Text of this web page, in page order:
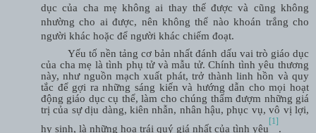
dục của cha mẹ không ai thay thế được và cũng không
nhường cho ai được, nên không thể nào khoán trắng cho
người khác hoặc để người khác chiếm đoạt.
Yếu tố nền tảng cơ bản nhất đánh dấu vai trò giáo dục
của cha mẹ là tình phụ tử và mẫu tử. Chính tình yêu thương
này, như nguồn mạch xuất phát, trở thành linh hồn và quy
tắc để gợi ra những sáng kiến và hướng dẫn cho mọi hoạt
động giáo dục cụ thể, làm cho chúng thấm đượm những giá
trị của sự dịu dàng, kiên nhẫn, nhân hậu, phục vụ, vô vị lợi,
hy sinh, là những hoa trái quý giá nhất của tình yêu
[1]
.